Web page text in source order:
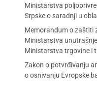
Ministarstva
Srpske o saradnji u
Memorandum o zaštiti
Ministarstva
Ministarstva trgovine i
Zakon o potvrđivanju
o osnivanju Evropske